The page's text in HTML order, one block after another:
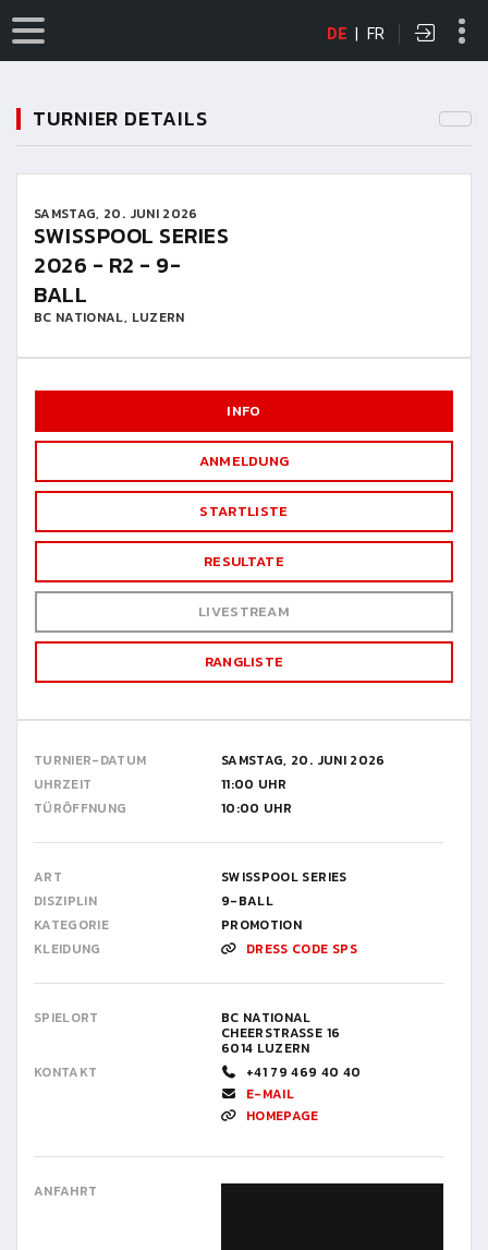
DE | FR
TURNIER DETAILS
SAMSTAG, 20. JUNI 2026
SWISSPOOL SERIES
2026 - R2 - 9-
BALL
BC NATIONAL, LUZERN
INFO
ANMELDUNG
STARTLISTE
RESULTATE
LIVESTREAM
RANGLISTE
TURNIER-DATUM
SAMSTAG, 20. JUNI 2026
UHRZEIT
11:00 UHR
TÜRÖFFNUNG
10:00 UHR
ART
SWISSPOOL SERIES
DISZIPLIN
9-BALL
KATEGORIE
PROMOTION
KLEIDUNG
DRESS CODE SPS
SPIELORT BC NATIONAL
CHEERSTRASSE 16
6014 LUZERN
KONTAKT
+41 79 469 40 40
E-MAIL
HOMEPAGE
ANFAHRT